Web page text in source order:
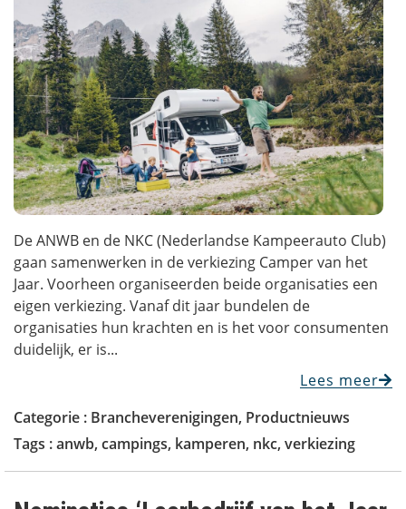
De ANWB en de NKC (Nederlandse Kampeerauto Club)
gaan samenwerken in de verkiezing Camper van het
Jaar. Voorheen organiseerden beide organisaties een
eigen verkiezing. Vanaf dit jaar bundelen de
organisaties hun krachten en is het voor consumenten
duidelijk, er is...
Lees meer
Categorie : Brancheverenigingen, Productnieuws
Tags :anwb, campings, kamperen, nkc, verkiezing